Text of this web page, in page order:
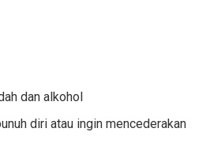
dan alkohol
diri atau ingin mencederakan